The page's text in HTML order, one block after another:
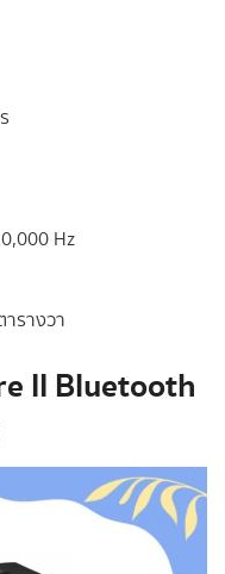
Hz
รางวา
II Bluetooth